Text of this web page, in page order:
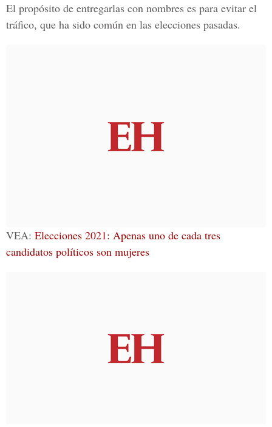
El propósito de entregarlas con nombres es para evitar el
tráfico, que ha sido común en las elecciones pasadas.
VEA: Elecciones 2021: Apenas uno de cada tres
candidatos políticos son mujeres